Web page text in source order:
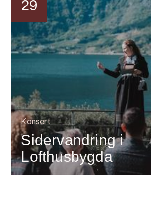
29
Konsert
Sidervandring i
Lofthusbygda